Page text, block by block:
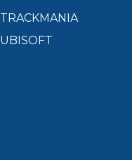
TRACKMANIA
UBISOFT